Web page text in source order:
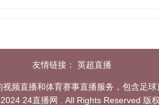
友情链接： 英超直播
频直播和体育赛事直播服务，包含足
24直播网 . All Rights Reserved 版